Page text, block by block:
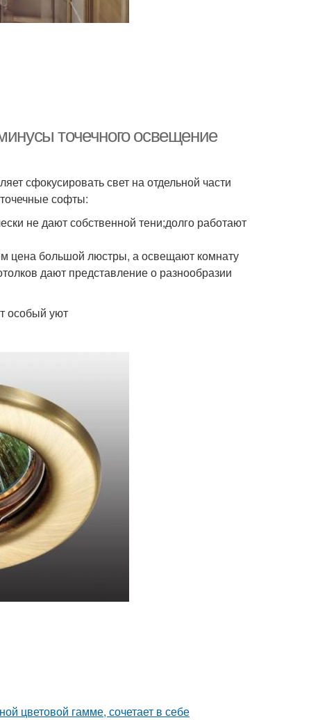
точечного освещение
сфокусировать свет на отдельной части
софты:
не дают собственной тени;долго работают
цена большой люстры, а освещают комнату
дают представление о разнообразии
особый уют
цветовой гамме, сочетает в себе